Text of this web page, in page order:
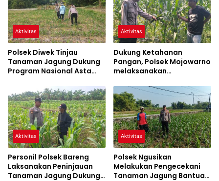
Aktivitas
Polsek Diwek Tinjau
Tanaman Jagung Dukung
Program Nasional Asta
Aktivitas
Dukung Ketahanan
Pangan, Polsek Mojowarno
melaksanakan
Jagung
Aktivitas
Personil Polsek Bareng
Laksanakan Peninjauan
Tanaman Jagung Dukung
Aktivitas
Polsek Ngusikan
Melakukan Pengecekani
Tanaman Jagung Bantuan